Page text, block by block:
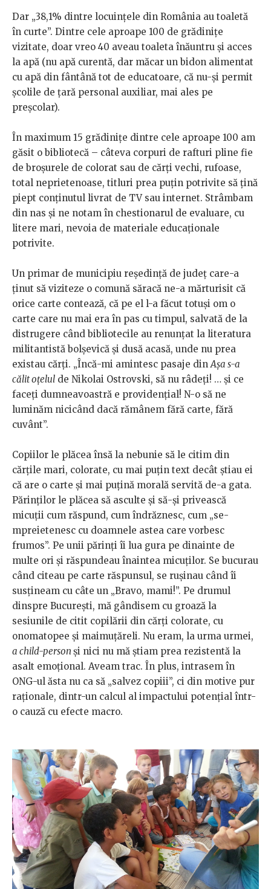
Dar „38,1% dintre locuinţele din România au toaletă
în curte”. Dintre cele aproape 100 de grădinițe
vizitate, doar vreo 40 aveau toaleta înăuntru și acces
la apă (nu apă curentă, dar măcar un bidon alimentat
cu apă din fântână tot de educatoare, că nu-și permit
școlile de țară personal auxiliar, mai ales pe
preșcolar).
În maximum 15 grădinițe dintre cele aproape 100 am
găsit o bibliotecă – câteva corpuri de rafturi pline fie
de broșurele de colorat sau de cărți vechi, rufoase,
total neprietenoase, titluri prea puțin potrivite să țină
piept conținutul livrat de TV sau internet. Strâmbam
din nas și ne notam în chestionarul de evaluare, cu
litere mari, nevoia de materiale educaționale
potrivite.
Un primar de municipiu reședință de județ care-a
ținut să viziteze o comună săracă ne-a mărturisit că
orice carte contează, că pe el l-a făcut totuși om o
carte care nu mai era în pas cu timpul, salvată de la
distrugere când bibliotecile au renunțat la literatura
militantistă bolșevică și dusă acasă, unde nu prea
existau cărți. „Încă-mi amintesc pasaje dinAșa s-a
călit oțelul de Nikolai Ostrovski, să nu râdeți! … și ce
faceți dumneavoastră e providențial! N-o să ne
luminăm nicicând dacă rămânem fără carte, fără
cuvânt”.
Copiilor le plăcea însă la nebunie să le citim din
cărțile mari, colorate, cu mai puțin text decât știau ei
că are o carte și mai puțină morală servită de-a gata.
Părinților le plăcea să asculte și să-și privească
micuții cum răspund, cum îndrăznesc, cum „se-
mpreietenesc cu doamnele astea care vorbesc
frumos”. Pe unii părinți îi lua gura pe dinainte de
multe ori și răspundeau înaintea micuților. Se bucurau
când citeau pe carte răspunsul, se rușinau când îi
susțineam cu câte un „Bravo, mami!”. Pe drumul
dinspre București, mă gândisem cu groază la
sesiunile de citit copilării din cărți colorate, cu
onomatopee și maimuțăreli. Nu eram, la urma urmei,
a child-person și nici nu mă știam prea rezistentă la
asalt emoțional. Aveam trac. În plus, intrasem în
ONG-ul ăsta nu ca să „salvez copiii”, ci din motive pur
raționale, dintr-un calcul al impactului potențial într-
o cauză cu efecte macro.